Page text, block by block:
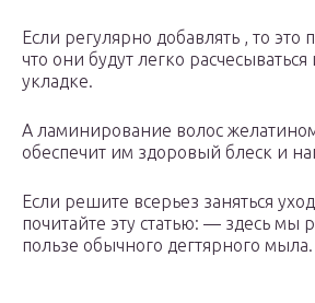
Если регулярно добавлять , то это
что они будут легко расчесываться
укладке.
А ламинирование волос
обеспечит им здоровый блеск и
Если решите всерьез заняться
почитайте эту статью: — здесь мы
пользе обычного дегтярного мыла.